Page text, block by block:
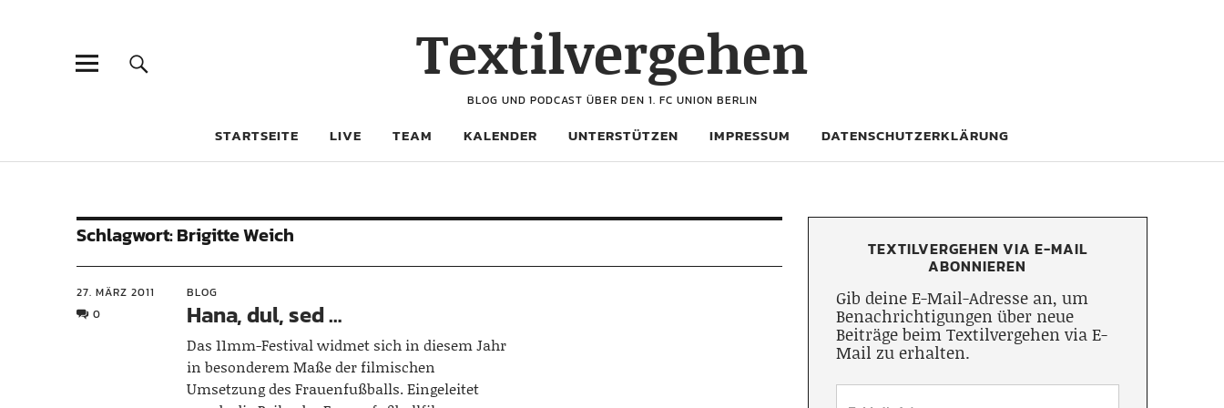
Textilvergehen
BLOG UND PODCAST ÜBER DEN 1. FC UNION BERLIN
STARTSEITE LIVE TEAM KALENDER UNTERSTÜTZEN IMPRESSUM DATENSCHUTZERKLÄRUNG
Schlagwort:Brigitte Weich
27. MÄRZ 2011
0
BLOG
Hana, dul, sed …
Das 11mm-Festival widmet sich in diesem Jahr
in besonderem Maße der filmischen
Umsetzung des Frauenfußballs. Eingeleitet
TEXTILVERGEHEN VIA E-MAIL
ABONNIEREN
Gib deine E-Mail-Adresse an, um
Benachrichtigungen über neue
Beiträge beim Textilvergehen via E-
Mail zu erhalten.